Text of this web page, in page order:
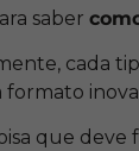
saber
cada
que